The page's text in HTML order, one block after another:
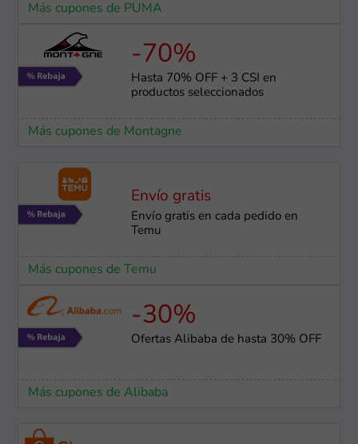
Más cupones de PUMA
-70%
Hasta 70% OFF + 3 CSI en
productos seleccionados
Más cupones de Montagne
Envío gratis
Envío gratis en cada pedido en
Temu
Más cupones de Temu
-30%
Ofertas Alibaba de hasta 30% OFF
Más cupones de Alibaba